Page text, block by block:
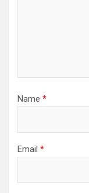
Name *
Email *